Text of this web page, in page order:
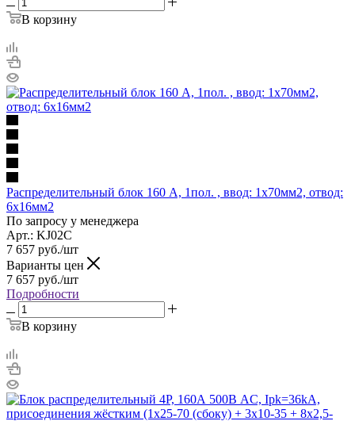
В корзину
Распределительный блок 160 A, 1пол. , ввод: 1х70мм2, отвод:
6х16мм2
По запросу у менеджера
Арт.: KJ02C
7 657 руб./шт
Варианты цен
7 657 руб./шт
Подробности
В корзину